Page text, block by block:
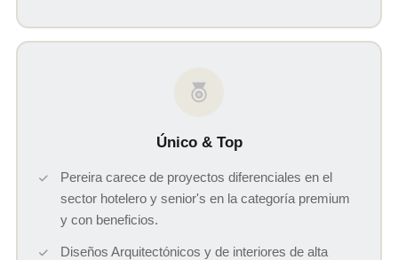
Único & Top
Pereira carece de proyectos diferenciales en el
sector hotelero y senior's en la categoría premium
y con beneficios.
Diseños Arquitectónicos y de interiores de alta